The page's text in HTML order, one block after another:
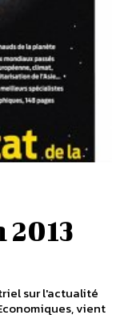
sur l'actualité
vient